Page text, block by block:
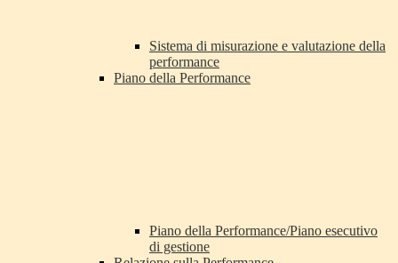
Sistema di misurazione e valutazione della
performance
Piano della Performance
Piano della Performance/Piano esecutivo
di gestione